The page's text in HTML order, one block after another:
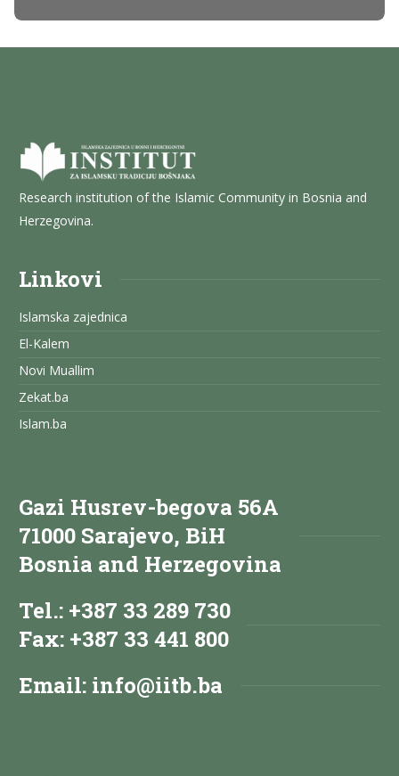
Research institution of the Islamic Community in Bosnia and
Herzegovina.
Linkovi
Islamska zajednica
El-Kalem
Novi Muallim
Zekat.ba
Islam.ba
Gazi Husrev-begova 56A
71000 Sarajevo, BiH
Bosnia and Herzegovina
Tel.: +387 33 289 730
Fax: +387 33 441 800
Email: info@iitb.ba